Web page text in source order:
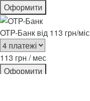
Оформити
OTP-Банк від 113 грн/міс
113 грн / мес
Оформити